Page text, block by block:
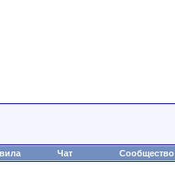
Чат Сообщество